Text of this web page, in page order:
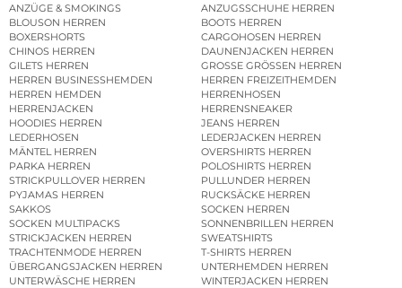
ANZÜGE & SMOKINGS
ANZUGSSCHUHE HERREN
BLOUSON HERREN
BOOTS HERREN
BOXERSHORTS
CARGOHOSEN HERREN
CHINOS HERREN
DAUNENJACKEN HERREN
GILETS HERREN
GROSSE GRÖSSEN HERREN
HERREN BUSINESSHEMDEN
HERREN FREIZEITHEMDEN
HERREN HEMDEN
HERRENHOSEN
HERRENJACKEN
HERRENSNEAKER
HOODIES HERREN
JEANS HERREN
LEDERHOSEN
LEDERJACKEN HERREN
MÄNTEL HERREN
OVERSHIRTS HERREN
PARKA HERREN
POLOSHIRTS HERREN
STRICKPULLOVER HERREN
PULLUNDER HERREN
PYJAMAS HERREN
RUCKSÄCKE HERREN
SAKKOS
SOCKEN HERREN
SOCKEN MULTIPACKS
SONNENBRILLEN HERREN
STRICKJACKEN HERREN
SWEATSHIRTS
TRACHTENMODE HERREN
T-SHIRTS HERREN
ÜBERGANGSJACKEN HERREN
UNTERHEMDEN HERREN
UNTERWÄSCHE HERREN
WINTERJACKEN HERREN